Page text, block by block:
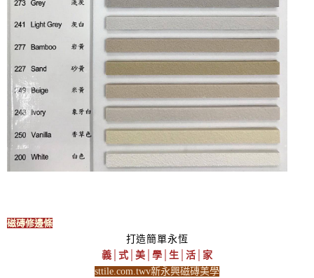
磁磚修邊條
打造簡單永恆
義│式│美│學│生│活│家
sttile.com.twv新永興磁磚美學